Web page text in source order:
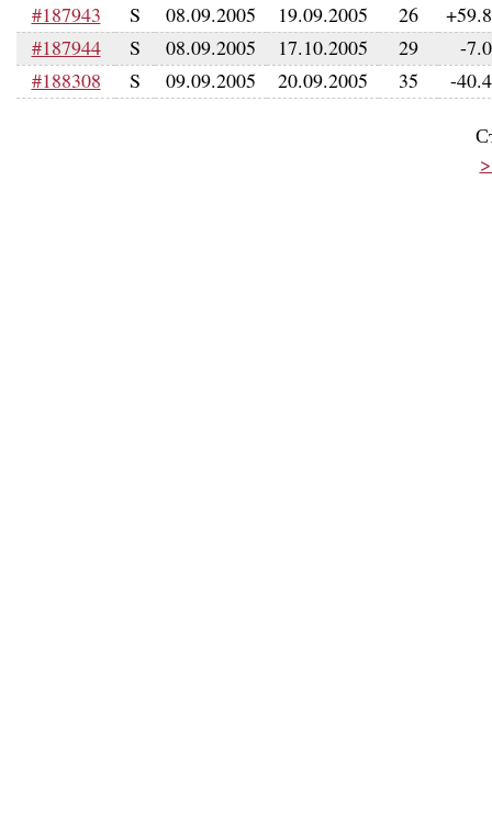
#187943
S 08.09.2005 19.09.2005 26
#187944
S 08.09.2005 17.10.2005 29
-
#188308
S 09.09.2005 20.09.2005 35 -